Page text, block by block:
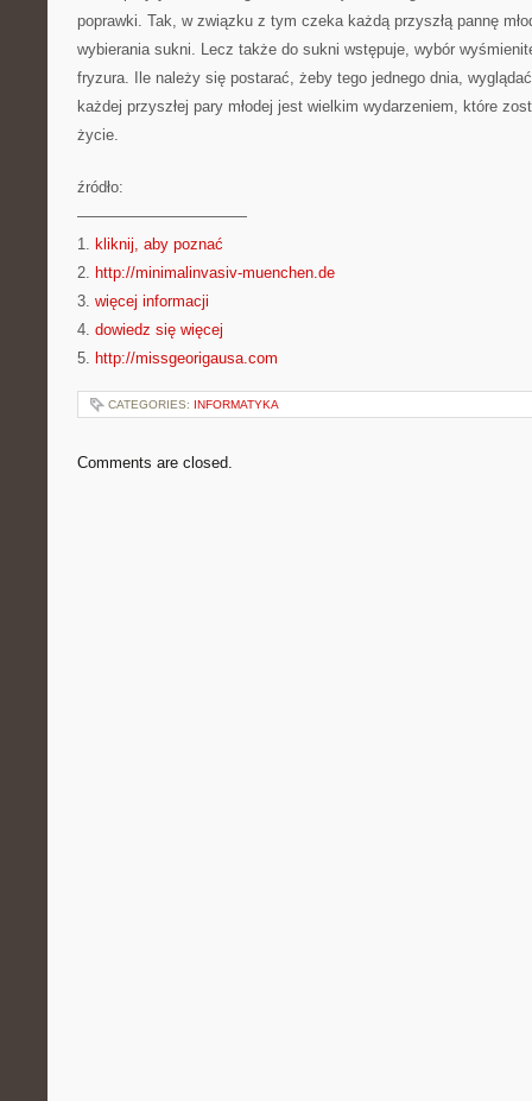
poprawki. Tak, w związku z tym czeka każdą przyszłą pannę
wybierania sukni. Lecz także do sukni wstępuje, wybór
fryzura. Ile należy się postarać, żeby tego jednego dnia,
każdej przyszłej pary młodej jest wielkim wydarzeniem, które
życie.
źródło:
———————————
1. kliknij, aby poznać
2. http://minimalinvasiv-muenchen.de
3. więcej informacji
4. dowiedz się więcej
5. http://missgeorigausa.com
CATEGORIES: INFORMATYKA
Comments are closed.